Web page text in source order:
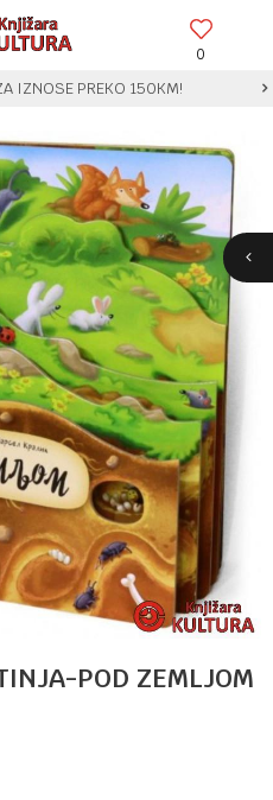
0
IZNOSE PREKO 150KM!
POD ZEMLJOM